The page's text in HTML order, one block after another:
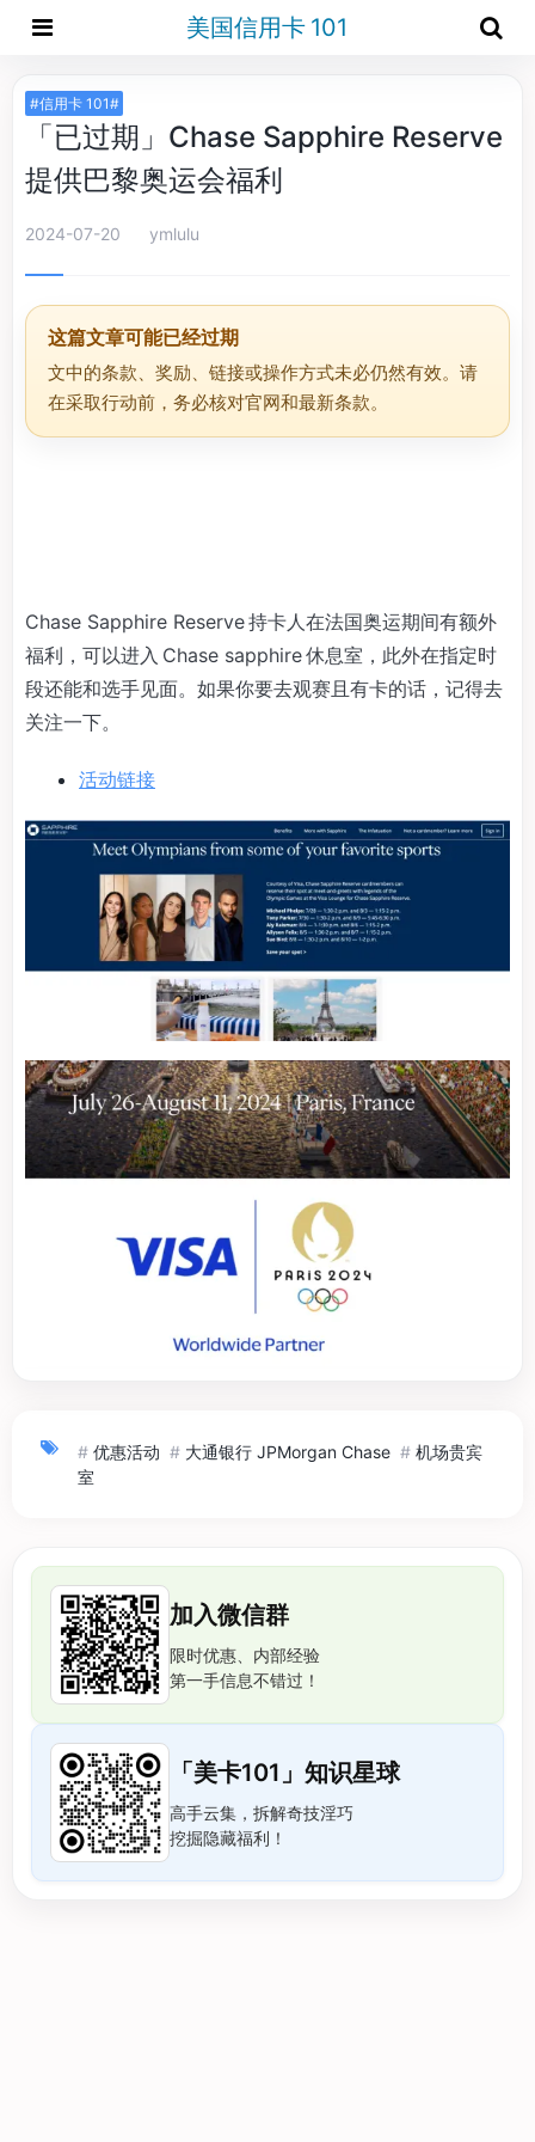
美国信用卡 101
#信用卡 101#
「已过期」Chase Sapphire Reserve
提供巴黎奥运会福利
2024-07-20 ymlulu
这篇文章可能已经过期
文中的条款、奖励、链接或操作方式未必仍然有效。请
在采取行动前，务必核对官网和最新条款。
Chase Sapphire Reserve 持卡人在法国奥运期间有额外
福利，可以进入 Chase sapphire 休息室，此外在指定时
段还能和选手见面。如果你要去观赛且有卡的话，记得去
关注一下。
活动链接
# 优惠活动 # 大通银行 JPMorgan Chase # 机场贵宾
室
加入微信群
限时优惠、内部经验
第一手信息不错过！
「美卡101」知识星球
高手云集，拆解奇技淫巧
挖掘隐藏福利！